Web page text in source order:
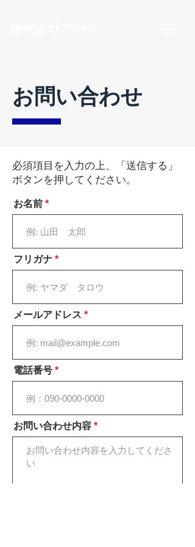
必須項目を入力の上、「送信する」
ボタンを押してください。
お名前
フリガナ
メールアドレス
電話番号
お問い合わせ内容
お問い合わせ